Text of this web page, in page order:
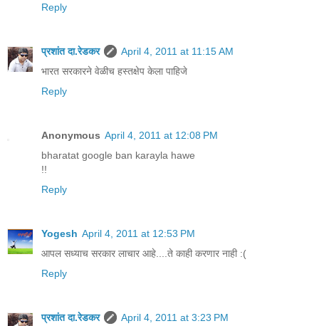
Reply
प्रशांत दा.रेडकर
April 4, 2011 at 11:15 AM
भारत सरकारने वेळीच हस्तक्षेप केला पाहिजे
Reply
Anonymous April 4, 2011 at 12:08 PM
bharatat google ban karayla hawe
!!
Reply
Yogesh April 4, 2011 at 12:53 PM
आपल सध्याच सरकार लाचार आहे....ते काही करणार नाही :(
Reply
प्रशांत दा.रेडकर
April 4, 2011 at 3:23 PM